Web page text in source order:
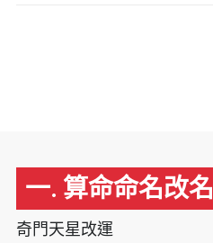
一. 算命命名改名
奇門天星改運